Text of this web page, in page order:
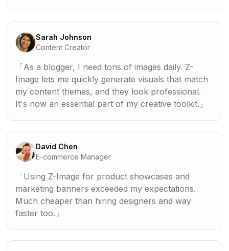
Sarah Johnson
Content Creator
As a blogger, I need tons of images daily. Z-
Image lets me quickly generate visuals that match
my content themes, and they look professional.
It's now an essential part of my creative toolkit.
David Chen
E-commerce Manager
Using Z-Image for product showcases and
marketing banners exceeded my expectations.
Much cheaper than hiring designers and way
faster too.